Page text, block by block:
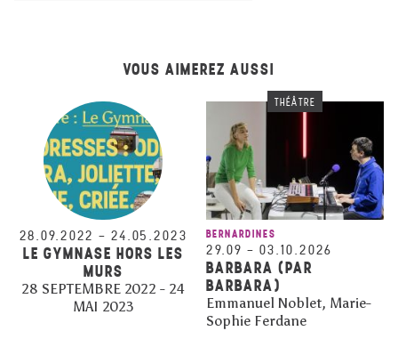
VOUS AIMEREZ AUSSI
28.09.2022 – 24.05.2023
LE GYMNASE HORS LES
MURS
28 SEPTEMBRE 2022 - 24
MAI 2023
THÉÂTRE
BERNARDINES
29.09 – 03.10.2026
BARBARA (PAR
BARBARA)
Emmanuel Noblet, Marie-
Sophie Ferdane